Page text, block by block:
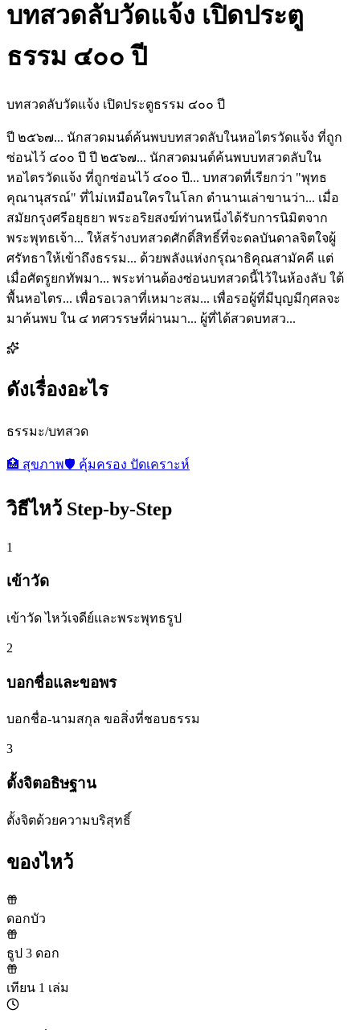
บทสวดลับวัดแจ้ง เปิดประตู
ธรรม ๔๐๐ ปี
บทสวดลับวัดแจ้ง เปิดประตูธรรม ๔๐๐ ปี
ปี ๒๕๖๗... นักสวดมนต์ค้นพบบทสวดลับในหอไตรวัดแจ้ง ที่ถูก
ซ่อนไว้ ๔๐๐ ปี ปี ๒๕๖๗... นักสวดมนต์ค้นพบบทสวดลับใน
หอไตรวัดแจ้ง ที่ถูกซ่อนไว้ ๔๐๐ ปี... บทสวดที่เรียกว่า "พุทธ
คุณานุสรณ์" ที่ไม่เหมือนใครในโลก ตำนานเล่าขานว่า... เมื่อ
สมัยกรุงศรีอยุธยา พระอริยสงฆ์ท่านหนึ่งได้รับการนิมิตจาก
พระพุทธเจ้า... ให้สร้างบทสวดศักดิ์สิทธิ์ที่จะดลบันดาลจิตใจผู้
ศรัทธาให้เข้าถึงธรรม... ด้วยพลังแห่งกรุณาธิคุณสามัคคี แต่
เมื่อศัตรูยกทัพมา... พระท่านต้องซ่อนบทสวดนี้ไว้ในห้องลับ ใต้
พื้นหอไตร... เพื่อรอเวลาที่เหมาะสม... เพื่อรอผู้ที่มีบุญมีกุศลจะ
มาค้นพบ ใน ๔ ทศวรรษที่ผ่านมา... ผู้ที่ได้สวดบทสว...
ดังเรื่องอะไร
ธรรมะ/บทสวด
🏥 สุขภาพ🛡️ คุ้มครอง ปัดเคราะห์
วิธีไหว้ Step-by-Step
1
เข้าวัด
เข้าวัด ไหว้เจดีย์และพระพุทธรูป
2
บอกชื่อและขอพร
บอกชื่อ-นามสกุล ขอสิ่งที่ชอบธรรม
3
ตั้งจิตอธิษฐาน
ตั้งจิตด้วยความบริสุทธิ์
ของไหว้
ดอกบัว
ธูป 3 ดอก
เทียน 1 เล่ม